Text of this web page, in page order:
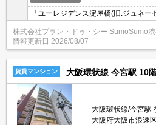
「ユーレジデンス淀屋橋(旧:ジュネ
りちょっとした買い物に便利です。
ホン・オートロックなど充実してい
こちらは駐輪場付きの物件です。
株式会社プラン・ドゥ・シー SumoSumo
情報更新日 2026/08/07
賃貸マンション 大阪環状線 今宮駅 10
大阪環状線/今宮駅
大阪府大阪市浪速